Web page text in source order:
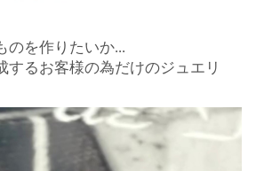
のを作りたいか...
するお客様の為だけのジュエリ